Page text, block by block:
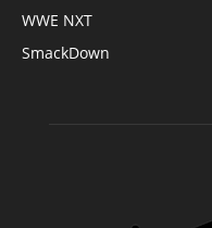
WWE NXT
SmackDown